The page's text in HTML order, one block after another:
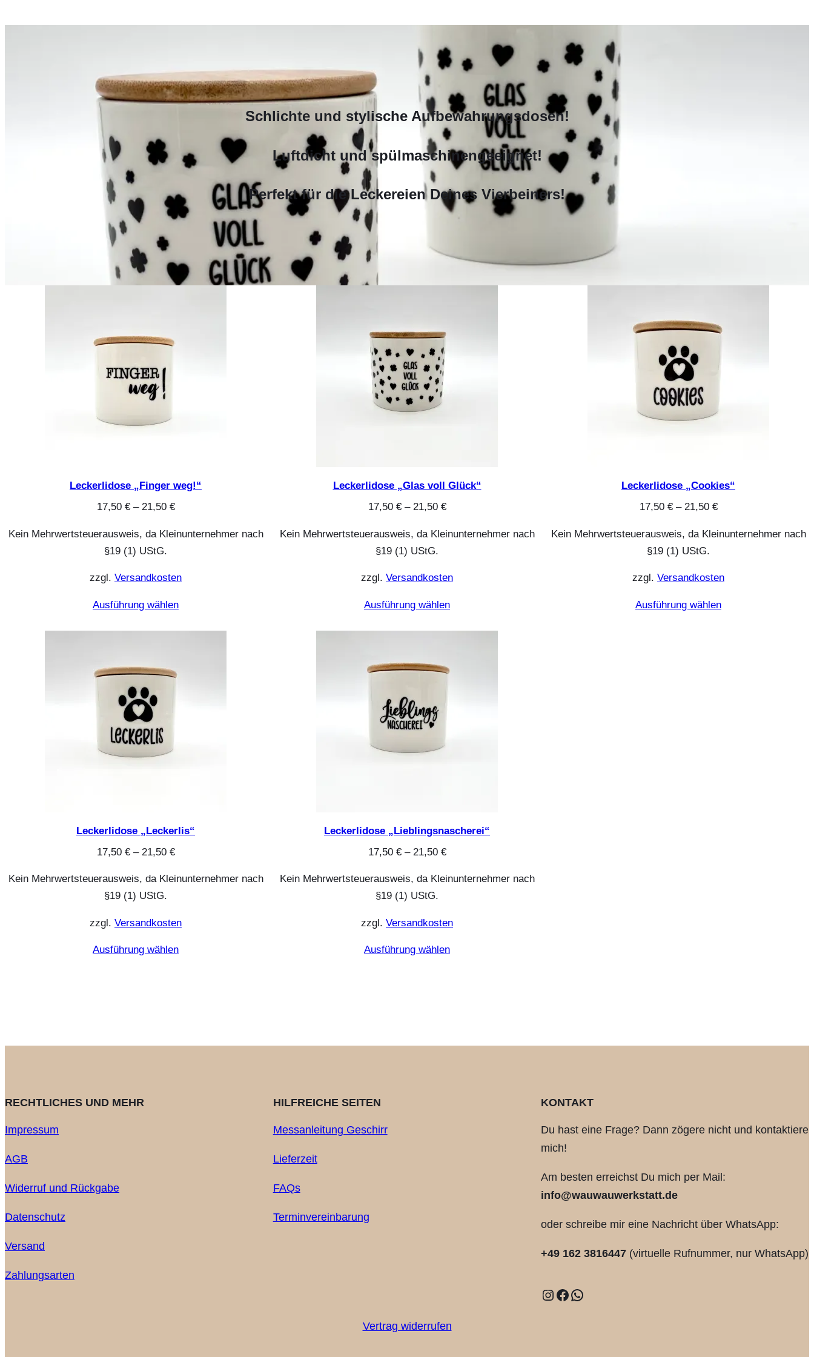
Schlichte und stylische Aufbewahrungsdosen!
Luftdicht und spülmaschinengeeignet!
Perfekt für die Leckereien Deines Vierbeiners!
Leckerlidose „Finger weg!“
17,50 €– 21,50 €
Kein Mehrwertsteuerausweis, da Kleinunternehmer nach
§19 (1) UStG.
zzgl. Versandkosten
Ausführung wählen
Leckerlidose „Glas voll Glück“
17,50 €– 21,50 €
Kein Mehrwertsteuerausweis, da Kleinunternehmer nach
§19 (1) UStG.
zzgl. Versandkosten
Ausführung wählen
Leckerlidose „Cookies“
17,50 €– 21,50 €
Kein Mehrwertsteuerausweis, da Kleinunternehmer nach
§19 (1) UStG.
zzgl. Versandkosten
Ausführung wählen
Leckerlidose „Leckerlis“
17,50 €– 21,50 €
Kein Mehrwertsteuerausweis, da Kleinunternehmer nach
§19 (1) UStG.
zzgl. Versandkosten
Ausführung wählen
Leckerlidose „Lieblingsnascherei“
17,50 €– 21,50 €
Kein Mehrwertsteuerausweis, da Kleinunternehmer nach
§19 (1) UStG.
zzgl. Versandkosten
Ausführung wählen
RECHTLICHES UND MEHR
Impressum
AGB
Widerruf und Rückgabe
Datenschutz
Versand
Zahlungsarten
HILFREICHE SEITEN
Messanleitung Geschirr
Lieferzeit
FAQs
Terminvereinbarung
KONTAKT
Du hast eine Frage? Dann zögere nicht und kontaktiere
mich!
Am besten erreichst Du mich per Mail:
info@wauwauwerkstatt.de
oder schreibe mir eine Nachricht über WhatsApp:
+49 162 3816447 (virtuelle Rufnummer, nur WhatsApp)
Instagram Facebook WhatsApp
Vertrag widerrufen